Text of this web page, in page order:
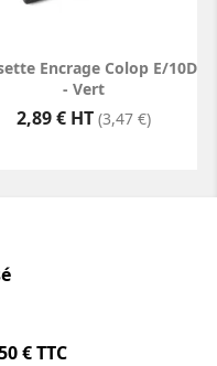
Encrage Colop E/10D
- Vert
Prix
2,89 € HT (3,47 €)
€ TTC